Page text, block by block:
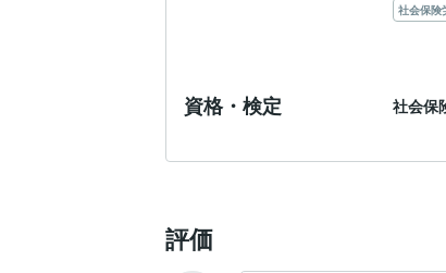
社会保険
資格・検定 社会保
評価